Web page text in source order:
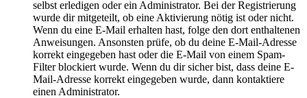
selbst erledigen oder ein Administrator. Bei der Registrierung
wurde dir mitgeteilt, ob eine Aktivierung nötig ist oder nicht.
Wenn du eine E-Mail erhalten hast, folge den dort enthaltenen
Anweisungen. Ansonsten prüfe, ob du deine E-Mail-Adresse
korrekt eingegeben hast oder die E-Mail von einem Spam-
Filter blockiert wurde. Wenn du dir sicher bist, dass deine E-
Mail-Adresse korrekt eingegeben wurde, dann kontaktiere
einen Administrator.